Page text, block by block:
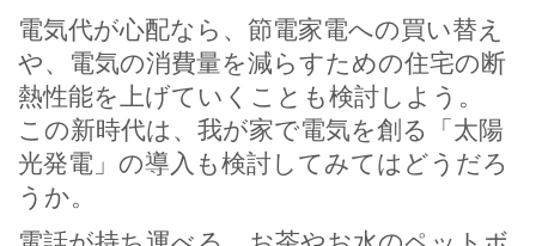
電気代が心配なら、節電家電への買い替え
や、電気の消費量を減らすための住宅の断
熱性能を上げていくことも検討しよう。
この新時代は、我が家で電気を創る「太陽
光発電」の導入も検討してみてはどうだろ
うか。